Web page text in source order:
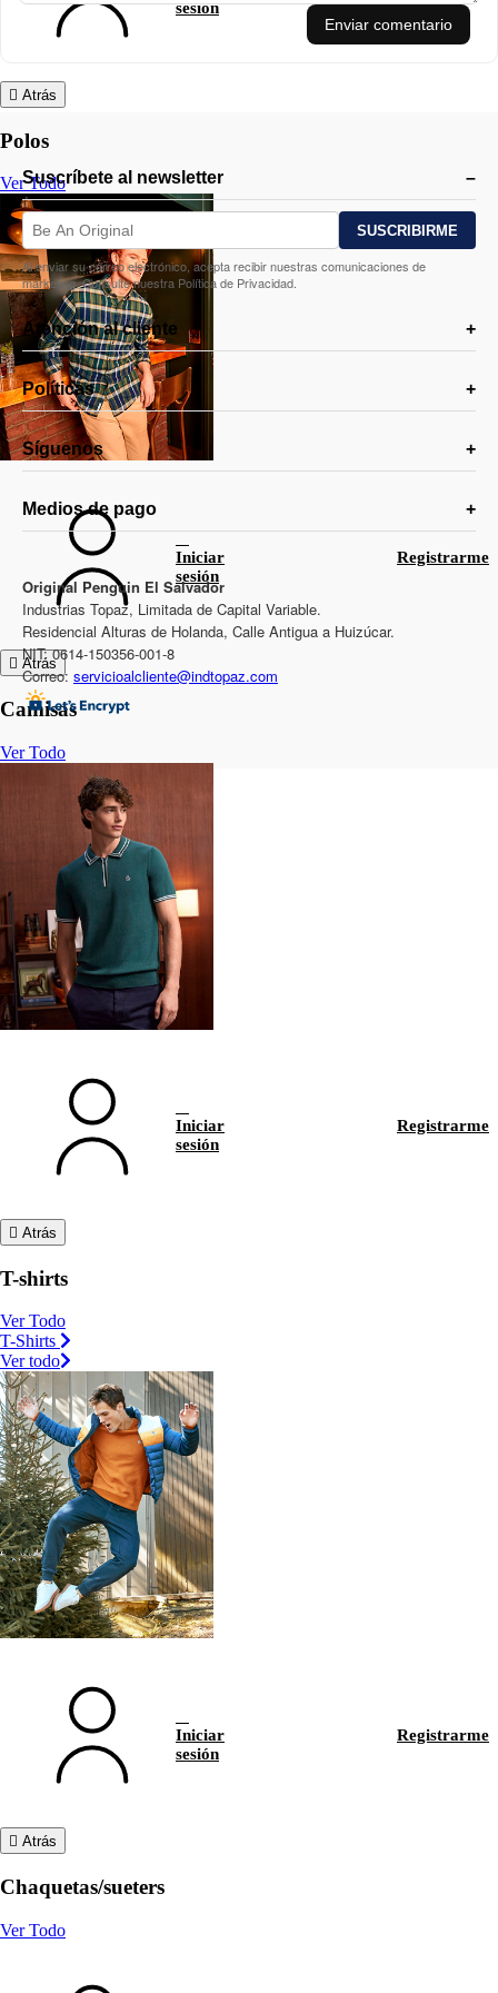
sesión
Atrás
Polos
Ver Todo
Iniciar
sesión
Registrarme
Atrás
Camisas
Ver Todo
Iniciar
sesión
Registrarme
Atrás
T-shirts
Ver Todo
T-Shirts
Ver todo
Iniciar
sesión
Registrarme
Atrás
Chaquetas/sueters
Ver Todo
Enviar comentario
Suscríbete al newsletter
Al enviar su correo electrónico, acepta recibir nuestras comunicaciones de
marketing. Consulte nuestra Política de Privacidad.
Atención al cliente
Políticas
Síguenos
Medios de pago
Original Penguin El Salvador
Industrias Topaz, Limitada de Capital Variable.
Residencial Alturas de Holanda, Calle Antigua a Huizúcar.
NIT: 0614-150356-001-8
Correo: servicioalcliente@indtopaz.com